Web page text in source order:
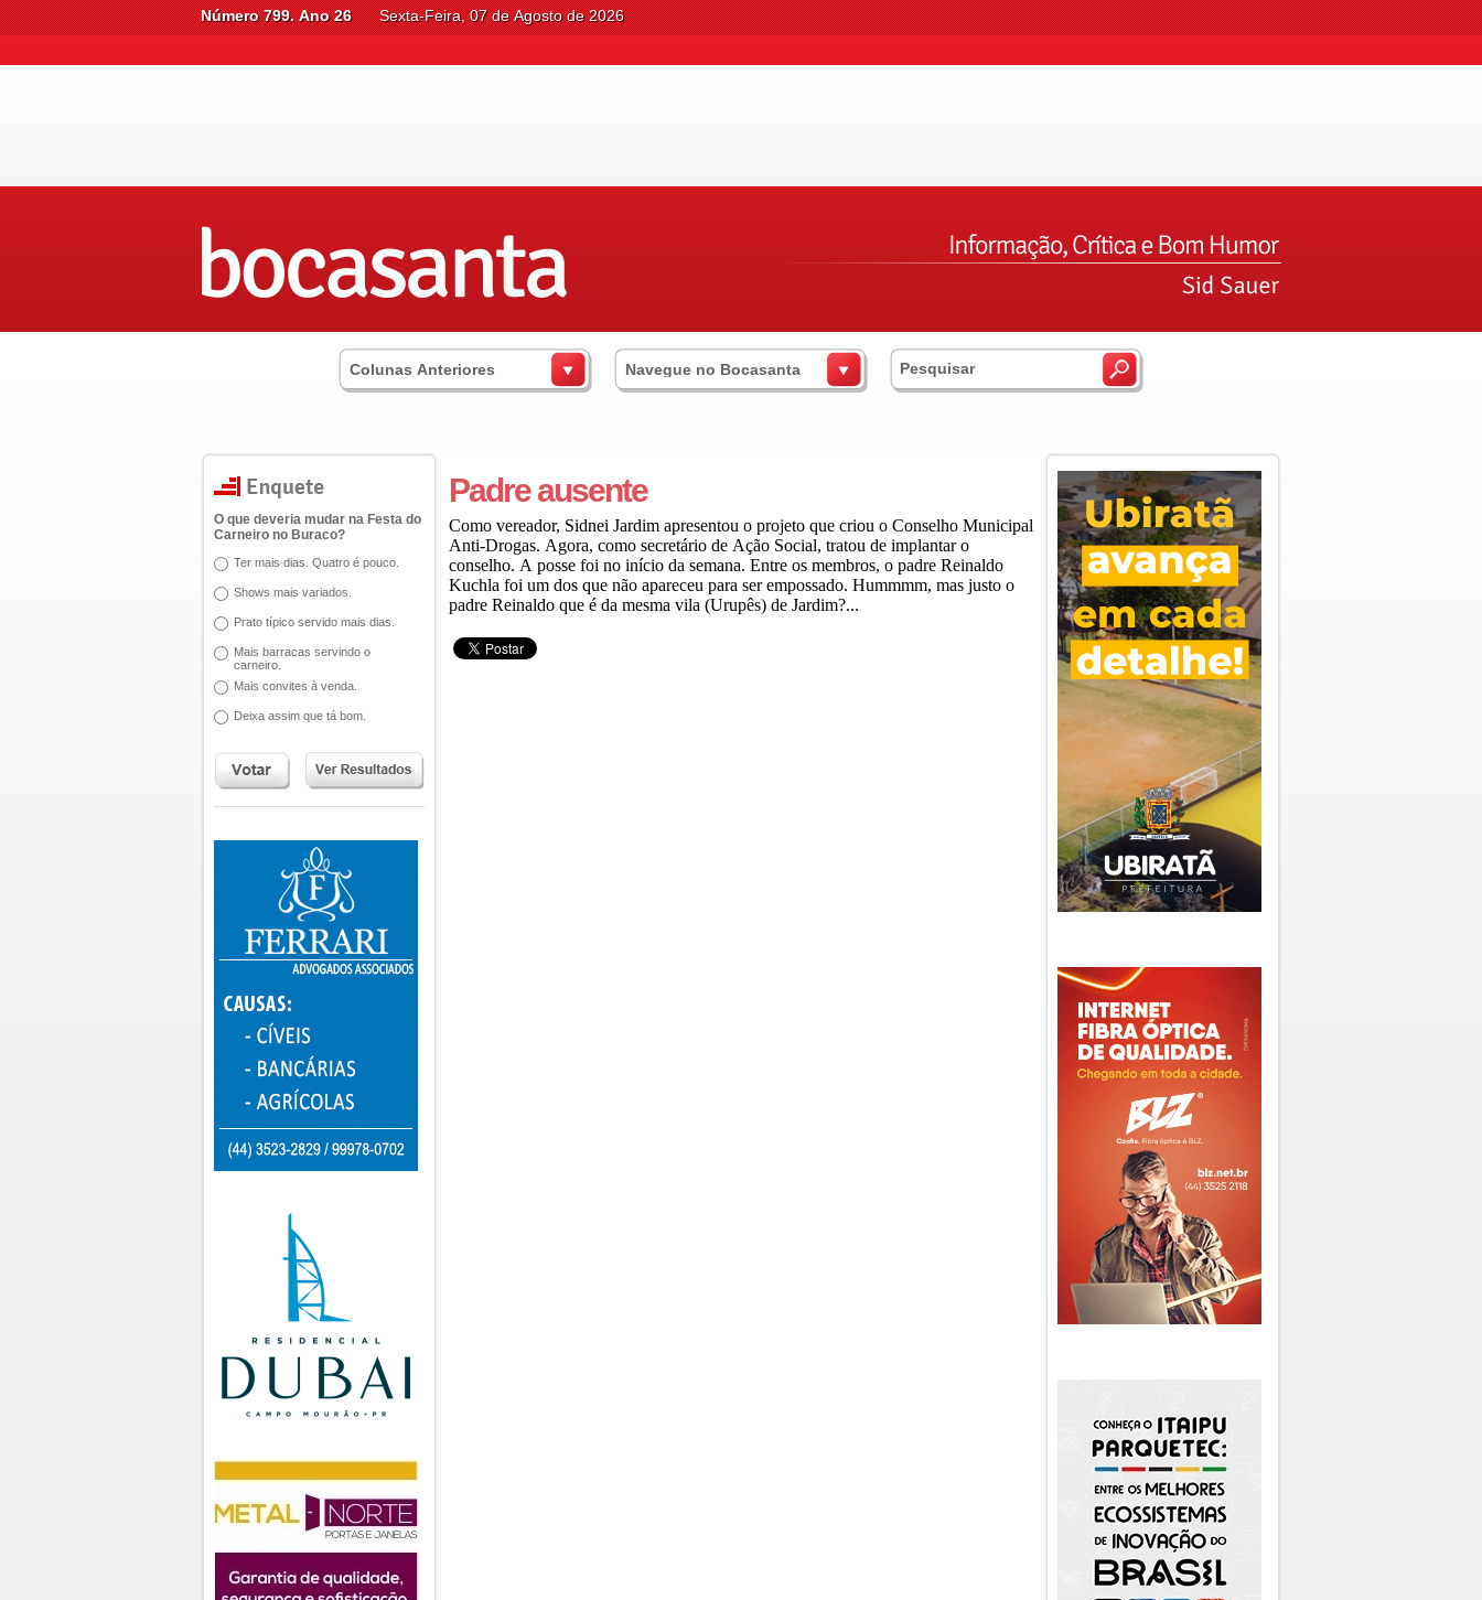
Número 799. Ano 26 Sexta-Feira, 07 de Agosto de 2026
Colunas Anteriores Navegue no Bocasanta
O que deveria mudar na Festa do
Carneiro no Buraco?
Ter mais dias. Quatro é pouco.
Shows mais variados.
Prato típico servido mais dias.
Mais barracas servindo o
carneiro.
Mais convites à venda.
Deixa assim que tá bom.
Padre ausente
Como vereador, Sidnei Jardim apresentou o projeto que criou o Conselho Municipal
Anti-Drogas. Agora, como secretário de Ação Social, tratou de implantar o
conselho. A posse foi no início da semana. Entre os membros, o padre Reinaldo
Kuchla foi um dos que não apareceu para ser empossado. Hummmm, mas justo o
padre Reinaldo que é da mesma vila (Urupês) de Jardim?...